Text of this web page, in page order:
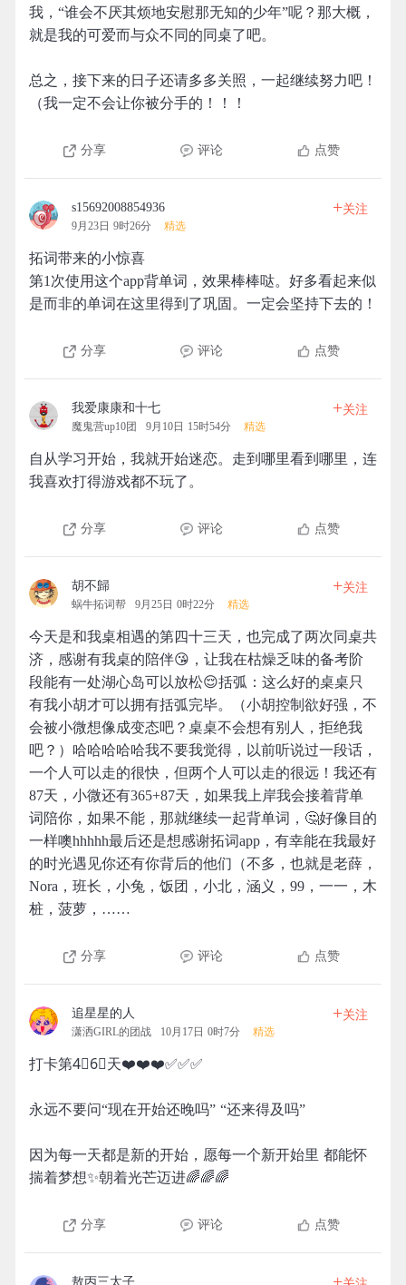
我，“谁会不厌其烦地安慰那无知的少年”呢？那大概，
就是我的可爱而与众不同的同桌了吧。
总之，接下来的日子还请多多关照，一起继续努力吧！
（我一定不会让你被分手的！！！
分享 评论 点赞
s15692008854936
9月23日 9时26分 精选
+关注
拓词带来的小惊喜
第1次使用这个app背单词，效果棒棒哒。好多看起来似
是而非的单词在这里得到了巩固。一定会坚持下去的！
分享 评论 点赞
我爱康康和十七
魔鬼营up10团 9月10日 15时54分 精选
+关注
自从学习开始，我就开始迷恋。走到哪里看到哪里，连
我喜欢打得游戏都不玩了。
分享 评论 点赞
胡不歸
蜗牛拓词帮 9月25日 0时22分 精选
+关注
今天是和我桌相遇的第四十三天，也完成了两次同桌共
济，感谢有我桌的陪伴😘，让我在枯燥乏味的备考阶
段能有一处湖心岛可以放松😌括弧：这么好的桌桌只
有我小胡才可以拥有括弧完毕。（小胡控制欲好强，不
会被小微想像成变态吧？桌桌不会想有别人，拒绝我
吧？）哈哈哈哈哈我不要我觉得，以前听说过一段话，
一个人可以走的很快，但两个人可以走的很远！我还有
87天，小微还有365+87天，如果我上岸我会接着背单
词陪你，如果不能，那就继续一起背单词，🤔好像目的
一样噢hhhhh最后还是想感谢拓词app，有幸能在我最好
的时光遇见你还有你背后的他们（不多，也就是老薛，
Nora，班长，小兔，饭团，小北，涵义，99，一一，木
桩，菠萝，……
分享 评论 点赞
追星星的人
潇洒GIRL的团战 10月17日 0时7分 精选
+关注
打卡第4⃣️6⃣️天❤️❤️❤️✅✅✅
永远不要问“现在开始还晚吗” “还来得及吗”
因为每一天都是新的开始，愿每一个新开始里 都能怀
揣着梦想✨朝着光芒迈进🌈🌈🌈
分享 评论 点赞
敖丙三太子